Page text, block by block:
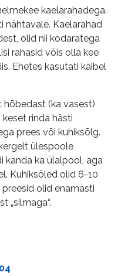
kaelarahadega.
nähtavale. Kaelarahad
olid nii kodaratega
rahasid võis olla kee
Ehetes kasutati käibel
hõbedast (ka vasest)
rinda hästi
prees või kuhiksõlg.
ülespoole
kanda ka ülalpool, aga
Kuhiksõled olid 6-10
olid enamasti
„silmaga“.